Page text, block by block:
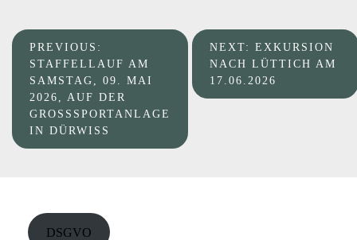
Beitragsnavigation
PREVIOUS:
STAFFELLAUF AM
SAMSTAG, 09. MAI
2026, AUF DER
GROSSSPORTANLAGE I
N DÜRWISS
NEXT: EXKURSION
NACH LÜTTICH AM
17.06.2026
DSGVO